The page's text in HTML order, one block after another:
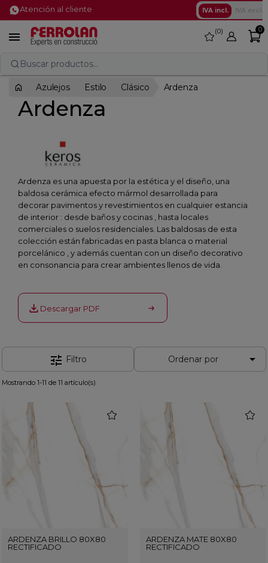
Atención al cliente IVA incl.
 favorite
0 0
Buscar productos...
Azulejos Estilo Clásico Ardenza
Ardenza
Ardenza es una apuesta por la estética y el diseño, una
baldosa cerámica efecto mármol desarrollada para
decorar pavimentos y revestimientos en cualquier estancia
de interior : desde baños y cocinas , hasta locales
comerciales o suelos residenciales. Las baldosas de esta
colección están fabricadas en pasta blanca o material
porcelánico , y además cuentan con un diseño decorativo
en consonancia para crear ambientes llenos de vida.
Descargar PDF
tune Filtro Ordenar por 
Mostrando 1-11 de 11 artículo(s)
ARDENZA BRILLO 80X80
RECTIFICADO
ARDENZA MATE 80X80
RECTIFICADO